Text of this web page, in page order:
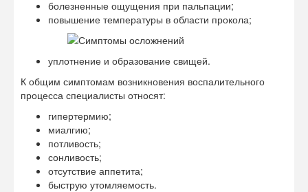
болезненные ощущения при пальпации;
повышение температуры в области прокола;
уплотнение и образование свищей.
К общим симптомам возникновения воспалительного
процесса специалисты относят:
гипертермию;
миалгию;
потливость;
сонливость;
отсутствие аппетита;
быструю утомляемость.